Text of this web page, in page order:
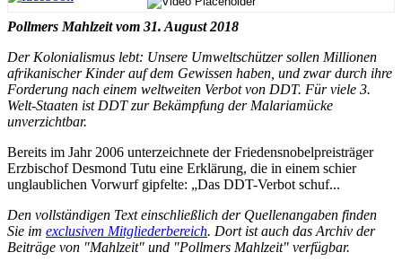
Pollmers Mahlzeit vom 31. August 2018
Der Kolonialismus lebt: Unsere Umweltschützer sollen Millionen
afrikanischer Kinder auf dem Gewissen haben, und zwar durch ihre
Forderung nach einem weltweiten Verbot von DDT. Für viele 3.
Welt-Staaten ist DDT zur Bekämpfung der Malariamücke
unverzichtbar.
Bereits im Jahr 2006 unterzeichnete der Friedensnobelpreisträger
Erzbischof Desmond Tutu eine Erklärung, die in einem schier
unglaublichen Vorwurf gipfelte: „Das DDT-Verbot schuf...
Den vollständigen Text einschließlich der Quellenangaben finden
Sie im exclusiven Mitgliederbereich. Dort ist auch das Archiv der
Beiträge von "Mahlzeit" und "Pollmers Mahlzeit" verfügbar.